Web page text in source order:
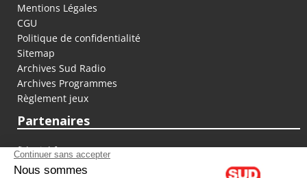
Mentions Légales
CGU
Politique de confidentialité
Sitemap
Archives Sud Radio
Archives Programmes
Règlement jeux
Partenaires
fiducial.fr
lyoncapitale.fr